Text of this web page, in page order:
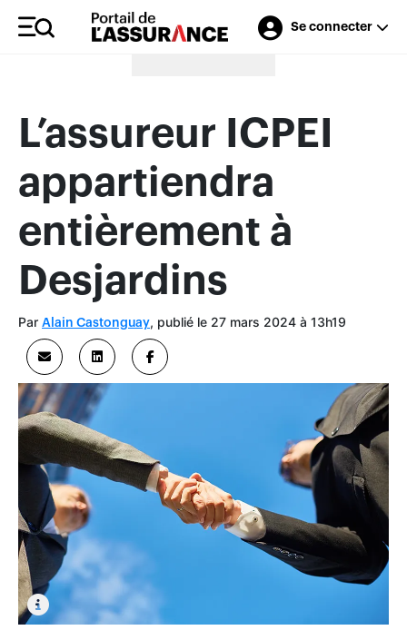
Se connecter
Merci à nos annonceurs
L’assureur ICPEI
appartiendra
entièrement à
Desjardins
Par Alain Castonguay, publié le 27 mars 2024 à 13h19